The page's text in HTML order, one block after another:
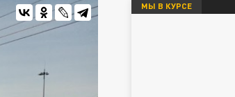
МЫ В КУРСЕ